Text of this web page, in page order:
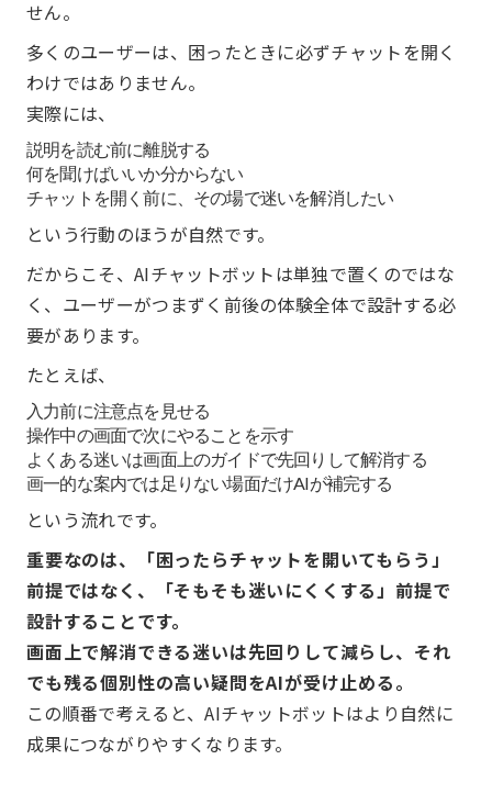
せん。
多くのユーザーは、困ったときに必ずチャットを開く
わけではありません。
実際には、
説明を読む前に離脱する
何を聞けばいいか分からない
チャットを開く前に、その場で迷いを解消したい
という行動のほうが自然です。
だからこそ、AIチャットボットは単独で置くのではな
く、ユーザーがつまずく前後の体験全体で設計する必
要があります。
たとえば、
入力前に注意点を見せる
操作中の画面で次にやることを示す
よくある迷いは画面上のガイドで先回りして解消する
画一的な案内では足りない場面だけAIが補完する
という流れです。
重要なのは、「困ったらチャットを開いてもらう」
前提ではなく、「そもそも迷いにくくする」前提で
設計することです。
画面上で解消できる迷いは先回りして減らし、それ
でも残る個別性の高い疑問をAIが受け止める。
この順番で考えると、AIチャットボットはより自然に
成果につながりやすくなります。